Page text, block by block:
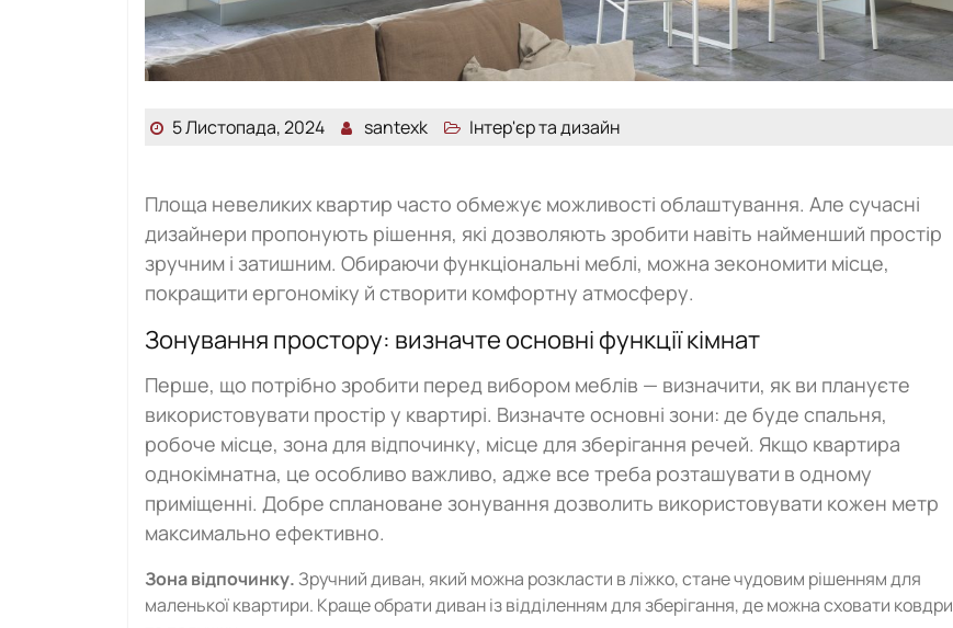
5 Листопада, 2024 santexk Інтер'єр та дизайн
Площа невеликих квартир часто обмежує можливості облаштування. Але сучасні
дизайнери пропонують рішення, які дозволяють зробити навіть найменший простір
зручним і затишним. Обираючи функціональні меблі, можна зекономити місце,
покращити ергономіку й створити комфортну атмосферу.
Зонування простору: визначте основні функції кімнат
Перше, що потрібно зробити перед вибором меблів — визначити, як ви плануєте
використовувати простір у квартирі. Визначте основні зони: де буде спальня,
робоче місце, зона для відпочинку, місце для зберігання речей. Якщо квартира
однокімнатна, це особливо важливо, адже все треба розташувати в одному
приміщенні. Добре сплановане зонування дозволить використовувати кожен метр
максимально ефективно.
Зона відпочинку. Зручний диван, який можна розкласти в ліжко, стане чудовим рішенням для
маленької квартири. Краще обрати диван із відділенням для зберігання, де можна сховати ковдри